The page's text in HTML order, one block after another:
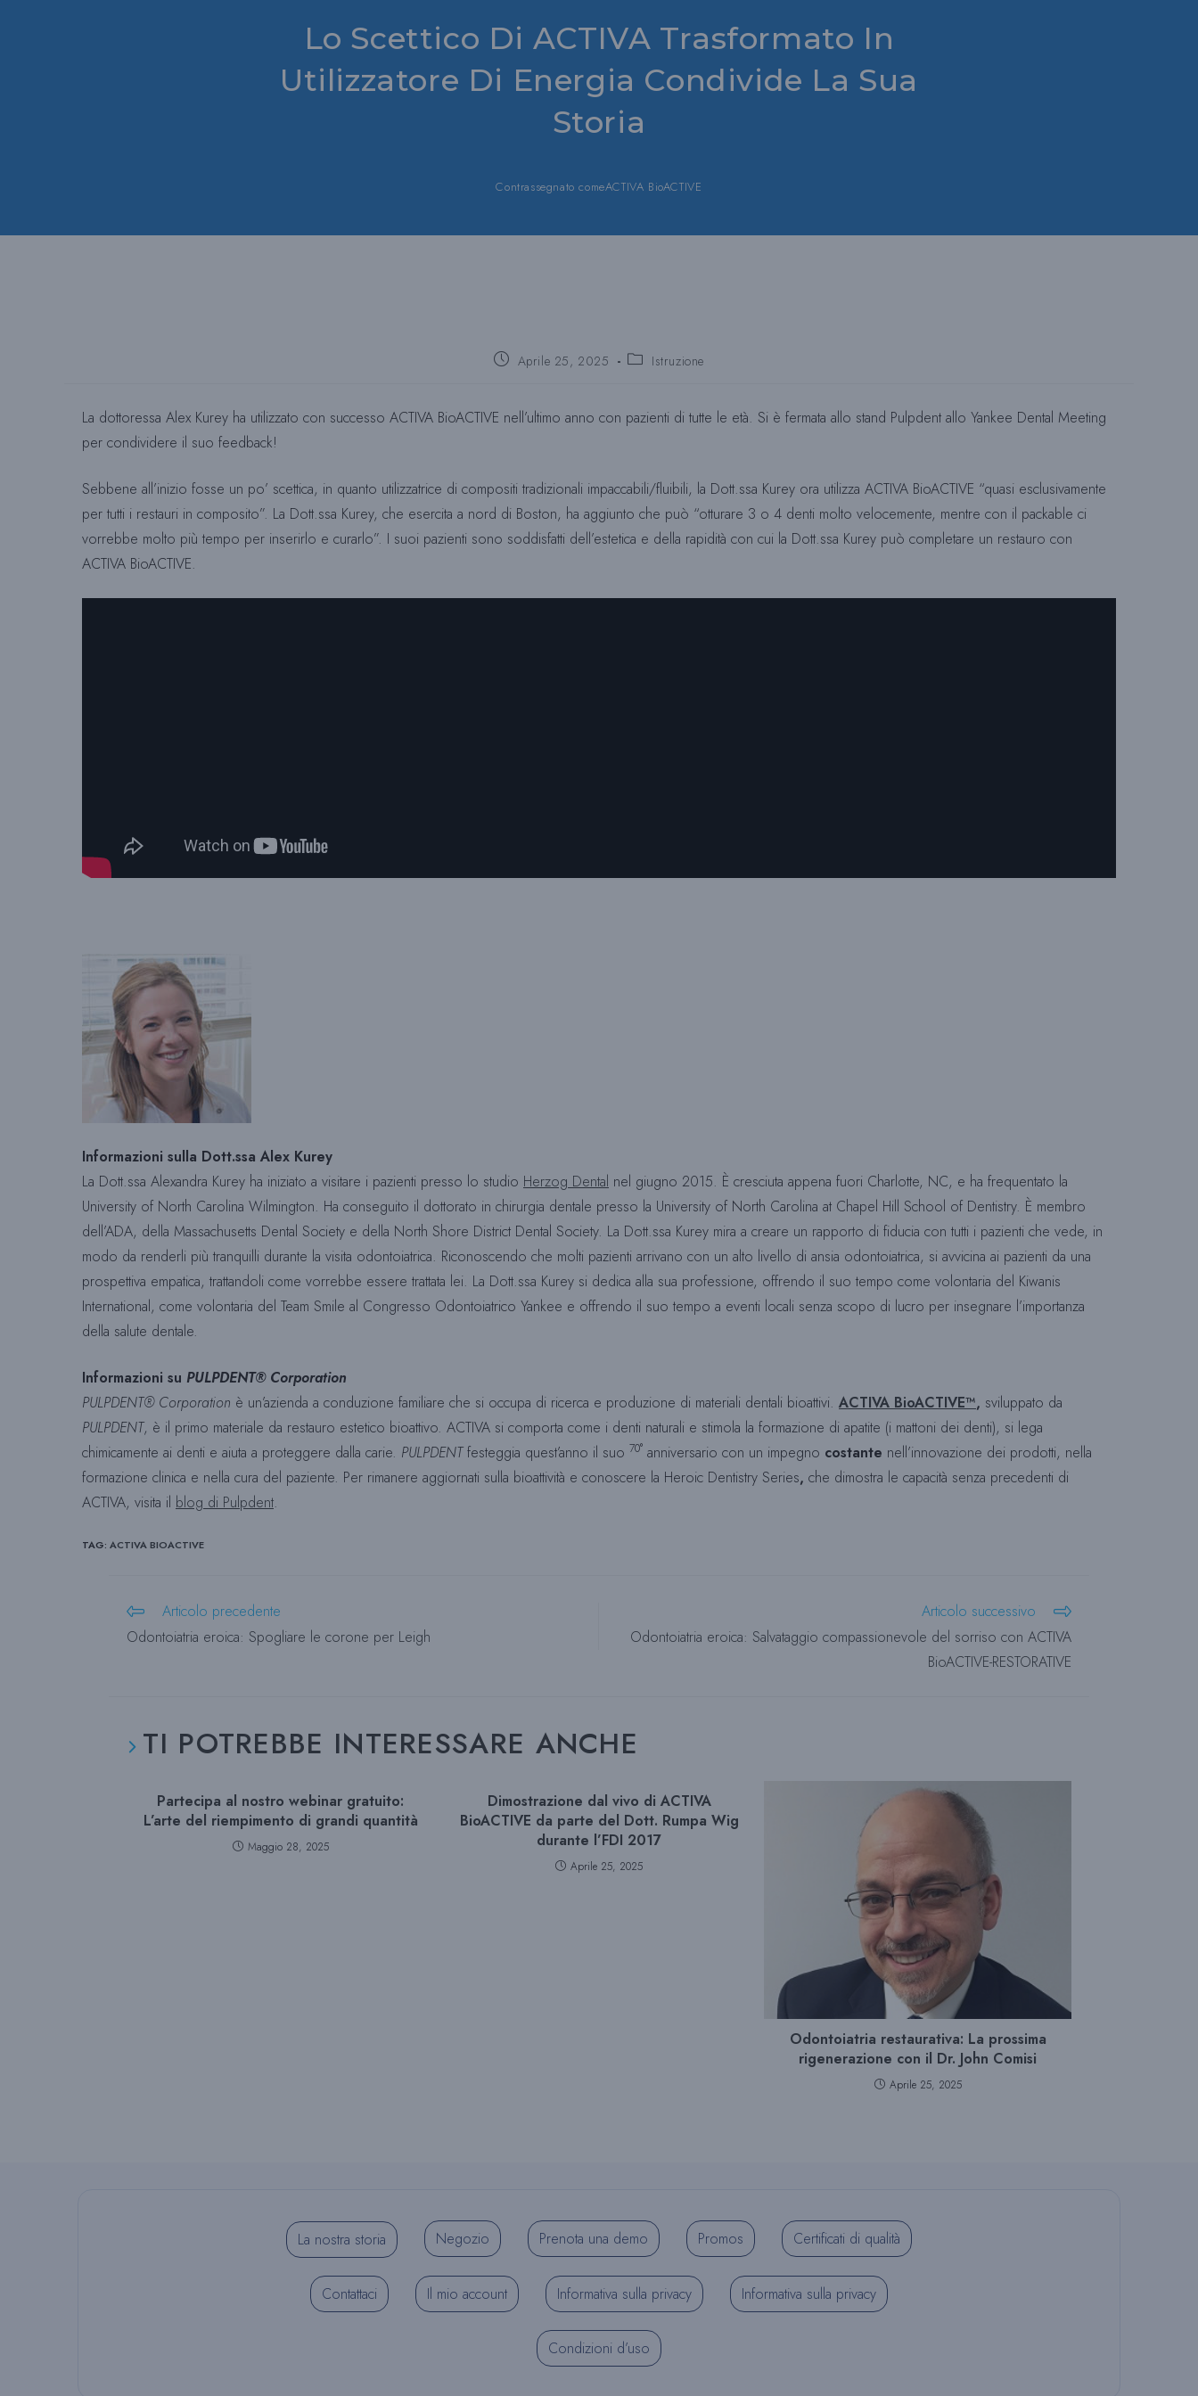
I
W
Lo Scettico Di ACTIVA Trasformato In
Utilizzatore Di Energia Condivide La Sua
Storia
Contrassegnato comeACTIVA BioACTIVE
Post Aprile 25, 2025
Categoria
Istruzione
La dottoressa Alex Kurey ha utilizzato con successo ACTIVA BioACTIVE nell’ultimo anno con pazienti di tutte le età. Si è fermata allo stand Pulpdent allo Yankee Dental Meeting
per condividere il suo feedback!
Sebbene all’inizio fosse un po’ scettica, in quanto utilizzatrice di compositi tradizionali impaccabili/fluibili, la Dott.ssa Kurey ora utilizza ACTIVA BioACTIVE “quasi esclusivamente
per tutti i restauri in composito”. La Dott.ssa Kurey, che esercita a nord di Boston, ha aggiunto che può “otturare 3 o 4 denti molto velocemente, mentre con il packable ci
vorrebbe molto più tempo per inserirlo e curarlo”. I suoi pazienti sono soddisfatti dell’estetica e della rapidità con cui la Dott.ssa Kurey può completare un restauro con
ACTIVA BioACTIVE.
Informazioni sulla Dott.ssa Alex Kurey
La Dott.ssa Alexandra Kurey ha iniziato a visitare i pazienti presso lo studio Herzog Dental nel giugno 2015. È cresciuta appena fuori Charlotte, NC, e ha frequentato la
University of North Carolina Wilmington. Ha conseguito il dottorato in chirurgia dentale presso la University of North Carolina at Chapel Hill School of Dentistry. È membro
dell’ADA, della Massachusetts Dental Society e della North Shore District Dental Society. La Dott.ssa Kurey mira a creare un rapporto di fiducia con tutti i pazienti che vede, in
modo da renderli più tranquilli durante la visita odontoiatrica. Riconoscendo che molti pazienti arrivano con un alto livello di ansia odontoiatrica, si avvicina ai pazienti da una
prospettiva empatica, trattandoli come vorrebbe essere trattata lei. La Dott.ssa Kurey si dedica alla sua professione, offrendo il suo tempo come volontaria del Kiwanis
International, come volontaria del Team Smile al Congresso Odontoiatrico Yankee e offrendo il suo tempo a eventi locali senza scopo di lucro per insegnare l’importanza
della salute dentale.
Informazioni su PULPDENT® Corporation
PULPDENT® Corporation è un’azienda a conduzione familiare che si occupa di ricerca e produzione di materiali dentali bioattivi. ACTIVA BioACTIVE™, sviluppato da
PULPDENT, è il primo materiale da restauro estetico bioattivo. ACTIVA si comporta come i denti naturali e stimola la formazione di apatite (i mattoni dei denti), si lega
chimicamente ai denti e aiuta a proteggere dalla carie. PULPDENTfesteggia quest’anno il suo 70° anniversario con un impegno costante nell’innovazione dei prodotti, nella
formazione clinica e nella cura del paziente. Per rimanere aggiornati sulla bioattività e conoscere la Heroic Dentistry Series, che dimostra le capacità senza precedenti di
ACTIVA, visita il blog di Pulpdent.
TAG: ACTIVA BIOACTIVE
Leggi
altri
articoli
Articolo precedente
Odontoiatria eroica: Spogliare le corone per Leigh
Articolo successivo
Odontoiatria eroica: Salvataggio compassionevole del sorriso con ACTIVA
BioACTIVE-RESTORATIVE
TI POTREBBE INTERESSARE ANCHE
Partecipa al nostro webinar gratuito:
L’arte del riempimento di grandi quantità
Maggio 28, 2025
Dimostrazione dal vivo di ACTIVA
BioACTIVE da parte del Dott. Rumpa Wig
durante l’FDI 2017
Aprile 25, 2025
Odontoiatria restaurativa: La prossima
rigenerazione con il Dr. John Comisi
Aprile 25, 2025
La nostra storia Negozio Prenota una demo Promos Certificati di qualità
Contattaci Il mio account Informativa sulla privacy Informativa sulla privacy
Condizioni d’uso